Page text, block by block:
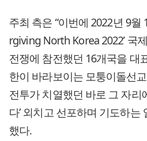
주최 측은 “이번에 2022년 9월
rgiving North Korea 2022’ 국
전쟁에 참전했던 16개국을 대
한이 바라보이는 모퉁이돌선
전투가 치열했던 바로 그 자리
다’ 외치고 선포하며 기도하는
했다.